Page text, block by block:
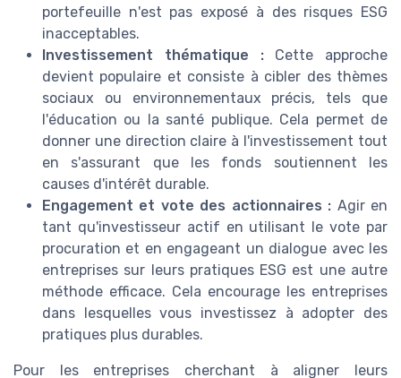
portefeuille n'est pas exposé à des risques ESG
inacceptables.
Investissement thématique :Cette approche
devient populaire et consiste à cibler des thèmes
sociaux ou environnementaux précis, tels que
l'éducation ou la santé publique. Cela permet de
donner une direction claire à l'investissement tout
en s'assurant que les fonds soutiennent les
causes d'intérêt durable.
Engagement et vote des actionnaires : Agir en
tant qu'investisseur actif en utilisant le vote par
procuration et en engageant un dialogue avec les
entreprises sur leurs pratiques ESG est une autre
méthode efficace. Cela encourage les entreprises
dans lesquelles vous investissez à adopter des
pratiques plus durables.
Pour les entreprises cherchant à aligner leurs